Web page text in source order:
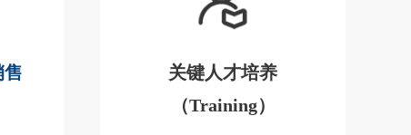
售
关键人才培养
（Training）